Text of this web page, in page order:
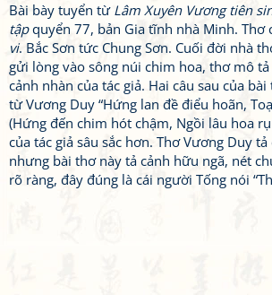
Bài bày tuyển từ Lâm Xuyên Vương tiên
tậpquyển 77, bản Gia tĩnh nhà Minh. Thơ
vi. Bắc Sơn tức Chung Sơn. Cuối đời nhà
gửi lòng vào sông núi chim hoa, thơ mô
cảnh nhàn của tác giả. Hai câu sau của
từ Vương Duy “Hứng lan đề điểu hoãn,
(Hứng đến chim hót chậm, Ngồi lâu hoa
của tác giả sâu sắc hơn. Thơ Vương Duy tả
nhưng bài thơ này tả cảnh hữu ngã, nét
rõ ràng, đây đúng là cái người Tống nói